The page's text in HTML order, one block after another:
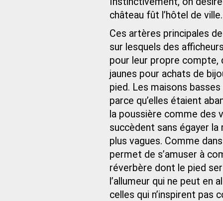
château fût l’hôtel de ville.
Ces artères principales
sur lesquels des
pour leur propre compte,
jaunes pour achats de
pied. Les maisons
parce qu’elles étaient
la poussière comme des
succèdent sans égayer
plus vagues. Comme
permet de s’amuser à
réverbère dont le pied
l’allumeur qui ne peut en
celles qui n’inspirent pas